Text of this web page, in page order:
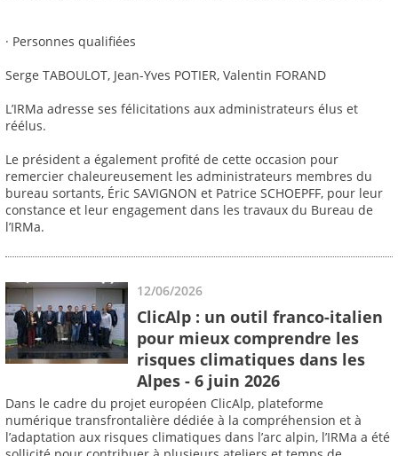
· Personnes qualifiées
Serge TABOULOT, Jean-Yves POTIER, Valentin FORAND
L’IRMa adresse ses félicitations aux administrateurs élus et
réélus.
Le président a également profité de cette occasion pour
remercier chaleureusement les administrateurs membres du
bureau sortants, Éric SAVIGNON et Patrice SCHOEPFF, pour leur
constance et leur engagement dans les travaux du Bureau de
l’IRMa.
12/06/2026
ClicAlp : un outil franco-italien
pour mieux comprendre les
risques climatiques dans les
Alpes - 6 juin 2026
Dans le cadre du projet européen ClicAlp, plateforme
numérique transfrontalière dédiée à la compréhension et à
l’adaptation aux risques climatiques dans l’arc alpin, l’IRMa a été